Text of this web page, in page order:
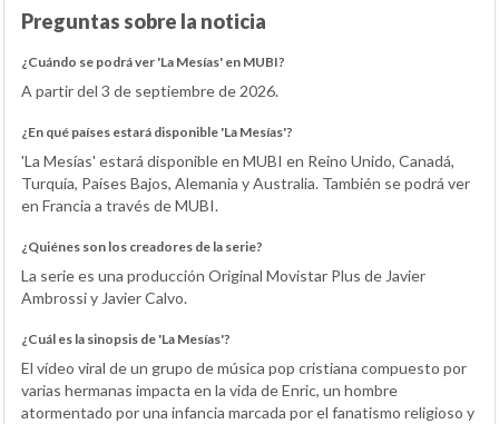
Preguntas sobre la noticia
¿Cuándo se podrá ver 'La Mesías' en MUBI?
A partir del 3 de septiembre de 2026.
¿En qué países estará disponible 'La Mesías'?
'La Mesías' estará disponible en MUBI en Reino Unido, Canadá,
Turquía, Países Bajos, Alemania y Australia. También se podrá ver
en Francia a través de MUBI.
¿Quiénes son los creadores de la serie?
La serie es una producción Original Movistar Plus de Javier
Ambrossi y Javier Calvo.
¿Cuál es la sinopsis de 'La Mesías'?
El vídeo viral de un grupo de música pop cristiana compuesto por
varias hermanas impacta en la vida de Enric, un hombre
atormentado por una infancia marcada por el fanatismo religioso y